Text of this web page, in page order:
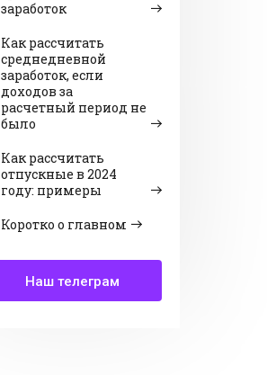
заработок
Как рассчитать
среднедневной
заработок, если
доходов за
расчетный период не
было
Как рассчитать
отпускные в 2024
году: примеры
Коротко о главном
Наш телеграм